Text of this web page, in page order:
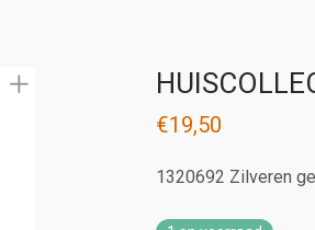
€19,50
1320692 Zilveren